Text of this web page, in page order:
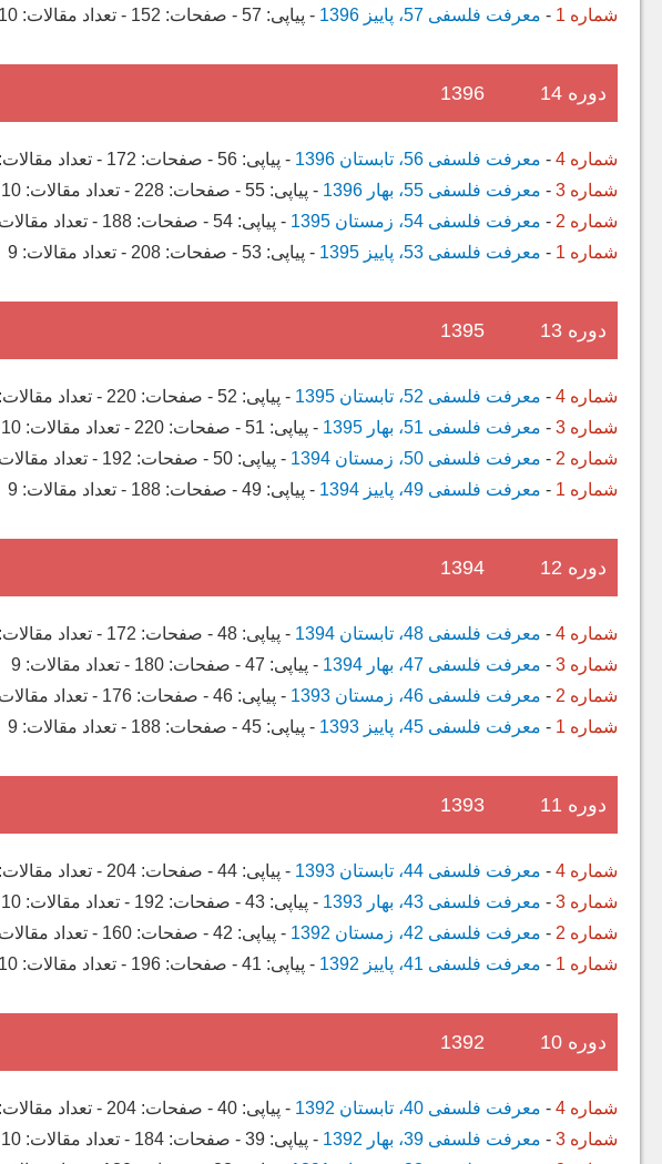
شماره 1
- معرفت فلسفی 57، پاییز 1396 - پیاپی: 57
- صفحات: 152
- تعداد مقالات: 10
دوره 14 1396
شماره 4 - معرفت فلسفی 56، تابستان 1396 - پیاپی: 56
- صفحات: 172
- تعداد مقالات:
شماره 3
- معرفت فلسفی 55، بهار 1396 - پیاپی: 55
- صفحات: 228
- تعداد مقالات: 10
شماره 2
- معرفت فلسفی 54، زمستان 1395 - پیاپی: 54
- صفحات: 188
- تعداد
شماره 1
- معرفت فلسفی 53، پاییز 1395 - پیاپی: 53
- صفحات: 208
- تعداد مقالات: 9
دوره 13 1395
شماره 4 - معرفت فلسفی 52، تابستان 1395 - پیاپی: 52
- صفحات: 220
- تعداد مقالات:
شماره 3
- معرفت فلسفی 51، بهار 1395 - پیاپی: 51
- صفحات: 220
- تعداد مقالات: 10
شماره 2
- معرفت فلسفی 50، زمستان 1394 - پیاپی: 50
- صفحات: 192
- تعداد
شماره 1
- معرفت فلسفی 49، پاییز 1394 - پیاپی: 49
- صفحات: 188
- تعداد مقالات: 9
دوره 12 1394
شماره 4 - معرفت فلسفی 48، تابستان 1394 - پیاپی: 48
- صفحات: 172
- تعداد مقالات:
شماره 3
- معرفت فلسفی 47، بهار 1394 - پیاپی: 47
- صفحات: 180
- تعداد مقالات: 9
شماره 2
- معرفت فلسفی 46، زمستان 1393 - پیاپی: 46
- صفحات: 176
- تعداد
شماره 1
- معرفت فلسفی 45، پاییز 1393 - پیاپی: 45
- صفحات: 188
- تعداد مقالات: 9
دوره 11 1393
شماره 4 - معرفت فلسفی 44، تابستان 1393 - پیاپی: 44
- صفحات: 204
- تعداد مقالات:
شماره 3
- معرفت فلسفی 43، بهار 1393 - پیاپی: 43
- صفحات: 192
- تعداد مقالات: 10
شماره 2
- معرفت فلسفی 42، زمستان 1392 - پیاپی: 42
- صفحات: 160
- تعداد
شماره 1
- معرفت فلسفی 41، پاییز 1392 - پیاپی: 41
- صفحات: 196
- تعداد مقالات: 10
دوره 10 1392
شماره 4 - معرفت فلسفی 40، تابستان 1392 - پیاپی: 40
- صفحات: 204
- تعداد مقالات:
شماره 3
- معرفت فلسفی 39، بهار 1392 - پیاپی: 39
- صفحات: 184
- تعداد مقالات: 10